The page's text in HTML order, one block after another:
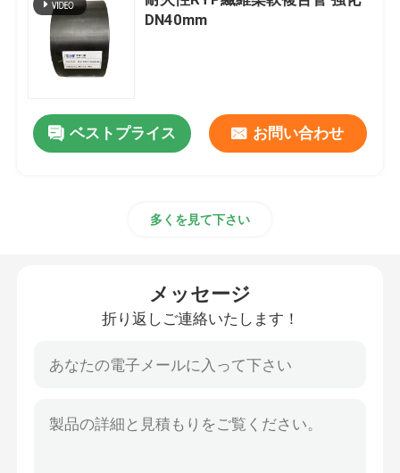
熱可塑性の合成の管
フレキシブル複合パイプ
複合ガス管
DN40mm
ベストプライス お問い合わせ
多くを見て下さい
メッセージ
折り返しご連絡いたします！